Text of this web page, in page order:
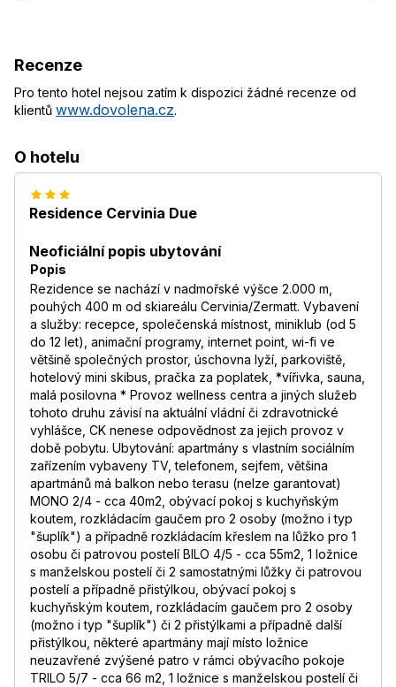
Recenze
Pro tento hotel nejsou zatím k dispozici žádné recenze od
klientů www.dovolena.cz.
O hotelu
Residence Cervinia Due
Neoficiální popis ubytování
Popis
Rezidence se nachází v nadmořské výšce 2.000 m,
pouhých 400 m od skiareálu Cervinia/Zermatt. Vybavení
a služby: recepce, společenská místnost, miniklub (od 5
do 12 let), animační programy, internet point, wi-fi ve
většině společných prostor, úschovna lyží, parkoviště,
hotelový mini skibus, pračka za poplatek, *vířivka, sauna,
malá posilovna * Provoz wellness centra a jiných služeb
tohoto druhu závisí na aktuální vládní či zdravotnické
vyhlášce, CK nenese odpovědnost za jejich provoz v
době pobytu. Ubytování: apartmány s vlastním sociálním
zařízením vybaveny TV, telefonem, sejfem, většina
apartmánů má balkon nebo terasu (nelze garantovat)
MONO 2/4 - cca 40m2, obývací pokoj s kuchyňským
koutem, rozkládacím gaučem pro 2 osoby (možno i typ
"šuplík") a případně rozkládacím křeslem na lůžko pro 1
osobu či patrovou postelí BILO 4/5 - cca 55m2, 1 ložnice
s manželskou postelí či 2 samostatnými lůžky či patrovou
postelí a případně přistýlkou, obývací pokoj s
kuchyňským koutem, rozkládacím gaučem pro 2 osoby
(možno i typ "šuplík") či 2 přistýlkami a případně další
přistýlkou, některé apartmány mají místo ložnice
neuzavřené zvýšené patro v rámci obývacího pokoje
TRILO 5/7 - cca 66 m2, 1 ložnice s manželskou postelí či